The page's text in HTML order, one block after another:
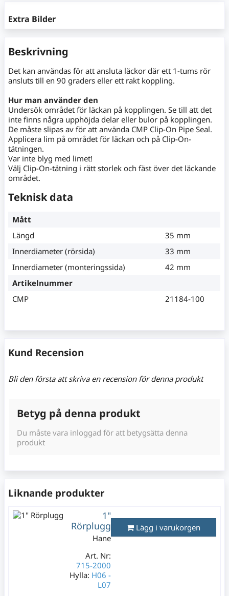
Extra Bilder
Beskrivning
Det kan användas för att ansluta läckor där ett 1-tums rör
ansluts till en 90 graders eller ett rakt koppling.
Hur man använder den
Undersök området för läckan på kopplingen. Se till att det
inte finns några upphöjda delar eller bulor på kopplingen.
De måste slipas av för att använda CMP Clip-On Pipe Seal.
Applicera lim på området för läckan och på Clip-On-
tätningen.
Var inte blyg med limet!
Välj Clip-On-tätning i rätt storlek och fäst över det läckande
området.
Teknisk data
Mått
Längd
35 mm
Innerdiameter (rörsida)
33 mm
Innerdiameter (monteringssida)
42 mm
Artikelnummer
CMP
21184-100
Kund Recension
Bli den första att skriva en recension för denna produkt
Betyg på denna produkt
Du måste vara inloggad för att betygsätta denna
produkt
Liknande produkter
1"
Rörplugg
Hane
Art. Nr:
715-2000
Hylla: H06 -
L07
Lägg i varukorgen